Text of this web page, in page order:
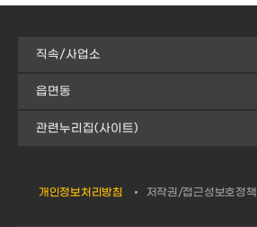
직속/사업소
읍면동
관련누리집(사이트)
개인정보처리방침 저작권/접근성보호정책